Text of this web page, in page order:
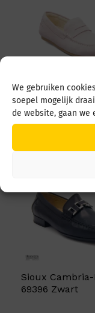
We gebruiken
soepel mogelijk
de website, gaan
Sioux
4208 Princess
Sioux Cambria-
69396 Zwart